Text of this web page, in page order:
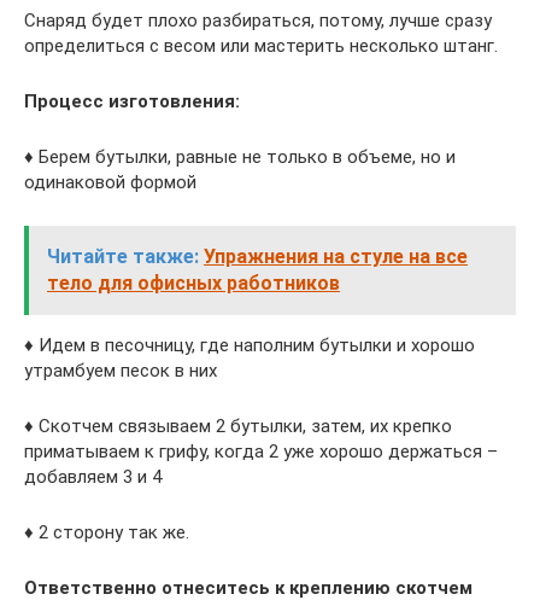
Снаряд будет плохо разбираться, потому, лучше сразу
определиться с весом или мастерить несколько штанг.
Процесс изготовления:
♦ Берем бутылки, равные не только в объеме, но и
одинаковой формой
Читайте также: Упражнения на стуле на все
тело для офисных работников
♦ Идем в песочницу, где наполним бутылки и хорошо
утрамбуем песок в них
♦ Скотчем связываем 2 бутылки, затем, их крепко
приматываем к грифу, когда 2 уже хорошо держаться –
добавляем 3 и 4
♦ 2 сторону так же.
Ответственно отнеситесь к креплению скотчем